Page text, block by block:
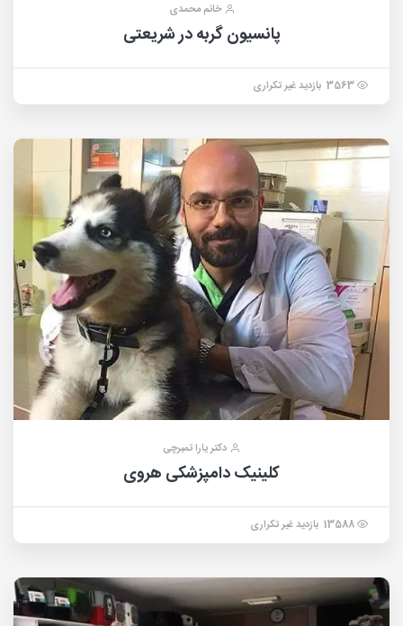
خانم محمدی
پانسیون گربه در شریعتی
3563 بازدید غیر تکراری
دکتر یارا تمبرچی
کلینیک دامپزشکی هروی
13588 بازدید غیر تکراری